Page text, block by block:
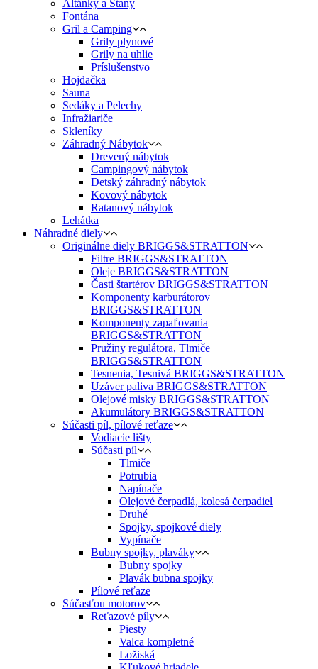
Altánky a Stany
Fontána
Gril a Camping
Grily plynové
Grily na uhlie
Príslušenstvo
Hojdačka
Sauna
Sedáky a Pelechy
Infražiariče
Skleníky
Záhradný Nábytok
Drevený nábytok
Campingový nábytok
Detský záhradný nábytok
Kovový nábytok
Ratanový nábytok
Lehátka
Náhradné diely
Originálne diely BRIGGS&STRATTON
Filtre BRIGGS&STRATTON
Oleje BRIGGS&STRATTON
Časti štartérov BRIGGS&STRATTON
Komponenty karburátorov
BRIGGS&STRATTON
Komponenty zapaľovania
BRIGGS&STRATTON
Pružiny regulátora, Tlmiče
BRIGGS&STRATTON
Tesnenia, Tesnivá BRIGGS&STRATTON
Uzáver paliva BRIGGS&STRATTON
Olejové misky BRIGGS&STRATTON
Akumulátory BRIGGS&STRATTON
Súčasti píl, pílové reťaze
Vodiacie lišty
Súčasti píl
Tlmiče
Potrubia
Napínače
Olejové čerpadlá, kolesá čerpadiel
Druhé
Spojky, spojkové diely
Vypínače
Bubny spojky, plaváky
Bubny spojky
Plavák bubna spojky
Pílové reťaze
Súčasťou motorov
Reťazové píly
Piesty
Valca kompletné
Ložiská